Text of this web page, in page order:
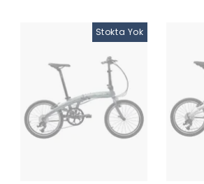
Stokta Yok